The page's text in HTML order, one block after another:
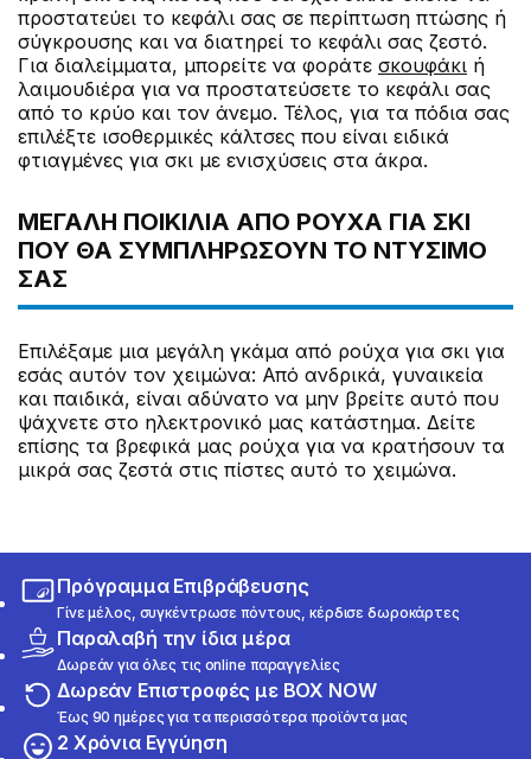
προστατεύει το κεφάλι σας σε περίπτωση πτώσης ή
σύγκρουσης και να διατηρεί το κεφάλι σας ζεστό.
Για διαλείμματα, μπορείτε να φοράτε σκουφάκι ή
λαιμουδιέρα για να προστατεύσετε το κεφάλι σας
από το κρύο και τον άνεμο. Τέλος, για τα πόδια σας
επιλέξτε ισοθερμικές κάλτσες που είναι ειδικά
φτιαγμένες για σκι με ενισχύσεις στα άκρα.
ΜΕΓΑΛΗ ΠΟΙΚΙΛΙΑ ΑΠΟ ΡΟΥΧΑ ΓΙΑ ΣΚΙ
ΠΟΥ ΘΑ ΣΥΜΠΛΗΡΩΣΟΥΝ ΤΟ ΝΤΥΣΙΜΟ
ΣΑΣ
Επιλέξαμε μια μεγάλη γκάμα από ρούχα για σκι για
εσάς αυτόν τον χειμώνα: Από ανδρικά, γυναικεία
και παιδικά, είναι αδύνατο να μην βρείτε αυτό που
ψάχνετε στο ηλεκτρονικό μας κατάστημα. Δείτε
επίσης τα βρεφικά μας ρούχα για να κρατήσουν τα
μικρά σας ζεστά στις πίστες αυτό το χειμώνα.
Πρόγραμμα Επιβράβευσης
Γίνε μέλος, συγκέντρωσε πόντους, κέρδισε δωροκάρτες
Παραλαβή την ίδια μέρα
Δωρεάν για όλες τις online παραγγελίες
Δωρεάν Επιστροφές με BOX NOW
Έως 90 ημέρες για τα περισσότερα προϊόντα μας
2 Χρόνια Εγγύηση